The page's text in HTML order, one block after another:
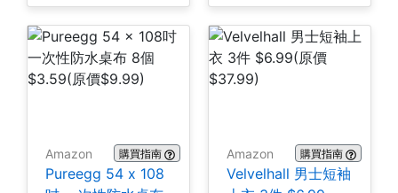
Amazon 購買指南
Pureegg 54 x 108
Amazon 購買指南
Velvelhall 男士短袖